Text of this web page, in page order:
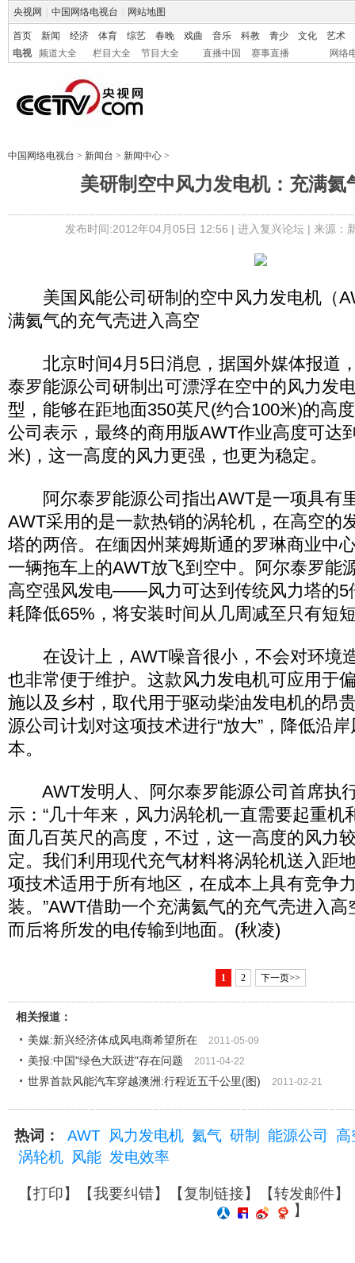
央视网 中国网络电视台 网站地图
首页 新闻 经济 体育 综艺 春晚 戏曲 音乐 科教 青少 文化
艺术
电视
频道大全 栏目大全 节目大全 直播中国 赛事直播 网络
中国网络电视台 > 新闻台 > 新闻中心 >
美研制空中风力发电机：充满氦
发布时间:2012年04月05日 12:56 | 进入复兴论坛| 来源：
美国风能公司研制的空中风力发电机（
满氦气的充气壳进入高空
北京时间4月5日消息，据国外媒体报道
泰罗能源公司研制出可漂浮在空中的风力发
型，能够在距地面350英尺(约合100米)的高
公司表示，最终的商用版AWT作业高度可达
米)，这一高度的风力更强，也更为稳定。
阿尔泰罗能源公司指出AWT是一项具有
AWT采用的是一款热销的涡轮机，在高空的
塔的两倍。在缅因州莱姆斯通的罗琳商业中
一辆拖车上的AWT放飞到空中。阿尔泰罗能
高空强风发电――风力可达到传统风力塔的
耗降低65%，将安装时间从几周减至只有短
在设计上，AWT噪音很小，不会对环境
也非常便于维护。这款风力发电机可应用于
施以及乡村，取代用于驱动柴油发电机的昂
源公司计划对这项技术进行“放大”，降低沿
本。
AWT发明人、阿尔泰罗能源公司首席执
示：“几十年来，风力涡轮机一直需要起重机
面几百英尺的高度，不过，这一高度的风力
定。我们利用现代充气材料将涡轮机送入距
项技术适用于所有地区，在成本上具有竞争
装。”AWT借助一个充满氦气的充气壳进入
而后将所发的电传输到地面。(秋凌)
1 2 下一页>>
相关报道：
美媒:新兴经济体成风电商希望所在
2011-05-09
美报:中国"绿色大跃进"存在问题 2011-04-22
世界首款风能汽车穿越澳洲:行程近五千公里(图) 2011-02-21
热词： AWT 风力发电机 氦气 研制 能源公司
高
涡轮机 风能 发电效率
【打印】【我要纠错】【复制链接】【转发邮件】
】